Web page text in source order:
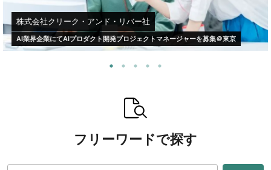
株式会社クリーク・アンド・リバー社
AI業界企業にてAIプロダクト開発プロジェクトマネージャーを募集＠東京
フリーワードで探す